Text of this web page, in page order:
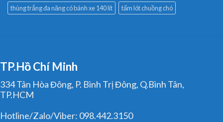
thùng trắng đa năng có bánh xe 140 lít
tấm lót chuồng chó
TP.Hồ Chí Minh
334 Tân Hòa Đông, P. Bình Trị Đông, Q.Bình Tân,
TP.HCM
Hotline/Zalo/Viber: 098.442.3150